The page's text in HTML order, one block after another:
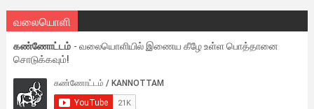
வலையொளி
கண்ணோட்டம் - வலையொளியில் இணைய கீழே உள்ள பொத்தானை
சொடுக்கவும்!